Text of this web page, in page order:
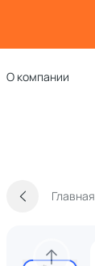
О компании
Главная